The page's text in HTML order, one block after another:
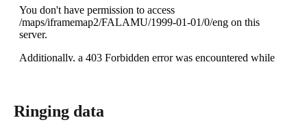
Ringing data